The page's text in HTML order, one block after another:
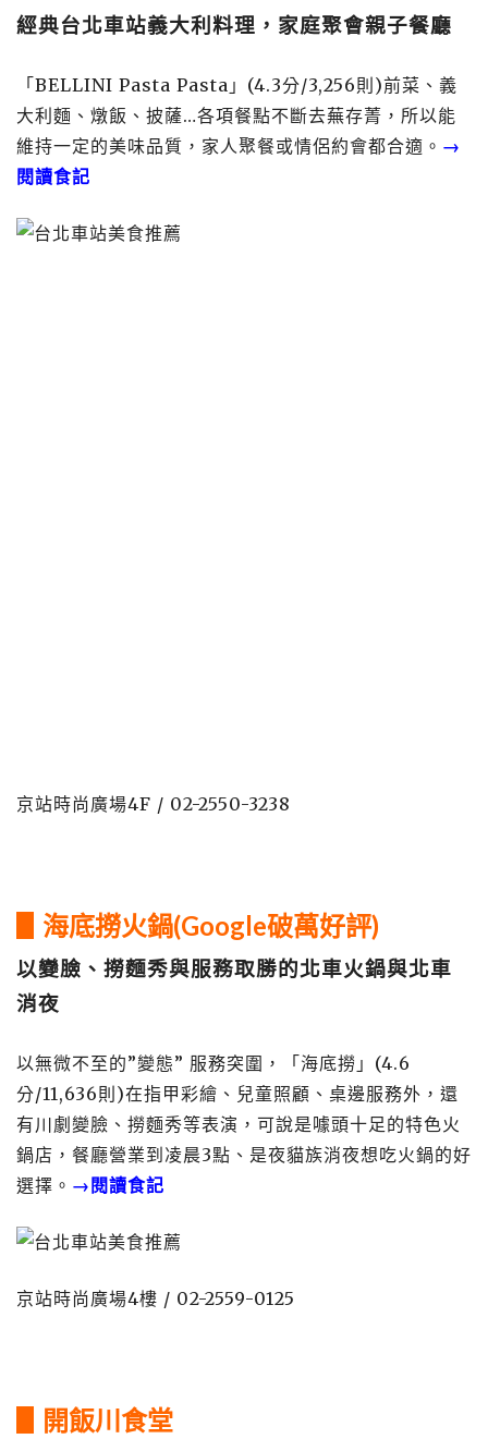
經典台北車站義大利料理，家庭聚會親子餐廳
「BELLINI Pasta Pasta」(4.3分/3,256則)前菜、義
大利麵、燉飯、披薩…各項餐點不斷去蕪存菁，所以能
維持一定的美味品質，家人聚餐或情侶約會都合適。 →
閱讀食記
京站時尚廣場4F / 02-2550-3238
▋海底撈火鍋(Google破萬好評)
以變臉、撈麵秀與服務取勝的北車火鍋與北車
消夜
以無微不至的”變態” 服務突圍，「海底撈」(4.6
分/11,636則)在指甲彩繪、兒童照顧、桌邊服務外，還
有川劇變臉、撈麵秀等表演，可說是噱頭十足的特色火
鍋店，餐廳營業到凌晨3點、是夜貓族消夜想吃火鍋的好
選擇。 →閱讀食記
京站時尚廣場4樓 / 02-2559-0125
▋開飯川食堂